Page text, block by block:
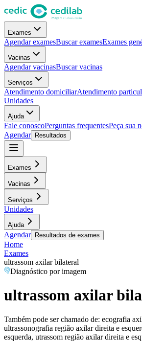
Exames
Agendar examesBuscar examesExames
Vacinas
Agendar vacinasBuscar vacinas
Serviços
Atendimento domiciliarAtendimento
Unidades
Ajuda
Fale conoscoPerguntas frequentesPeça sua
Agendar
Resultados
Exames
Vacinas
Serviços
Unidades
Ajuda
Agendar Resultados de exames
Home
Exames
ultrassom axilar bilateral
Diagnóstico por imagem
ultrassom axilar
Também pode ser chamado de: ecografia
ultrassonografia região axilar direita e
esquerda, utrassom região axilar direita e